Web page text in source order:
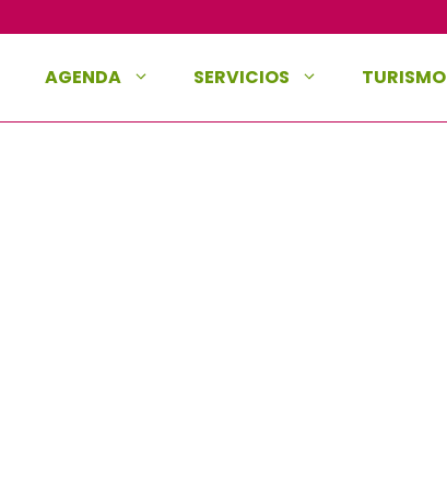
AGENDA SERVICIOS TURISMO